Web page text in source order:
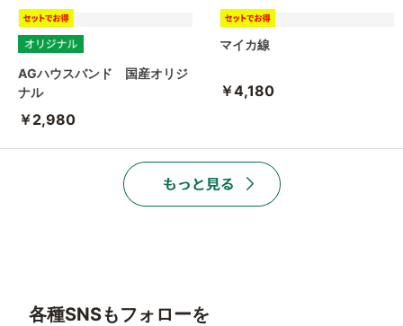
AGハウスバンド 国産オリジ
ナル
￥2,980
マイカ線
￥4,180
各種SNSもフォローを